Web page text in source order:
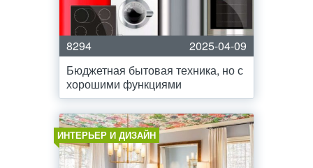
8294
2025-04-09
Бюджетная бытовая техника, но с
хорошими функциями
ИНТЕРЬЕР И ДИЗАЙН